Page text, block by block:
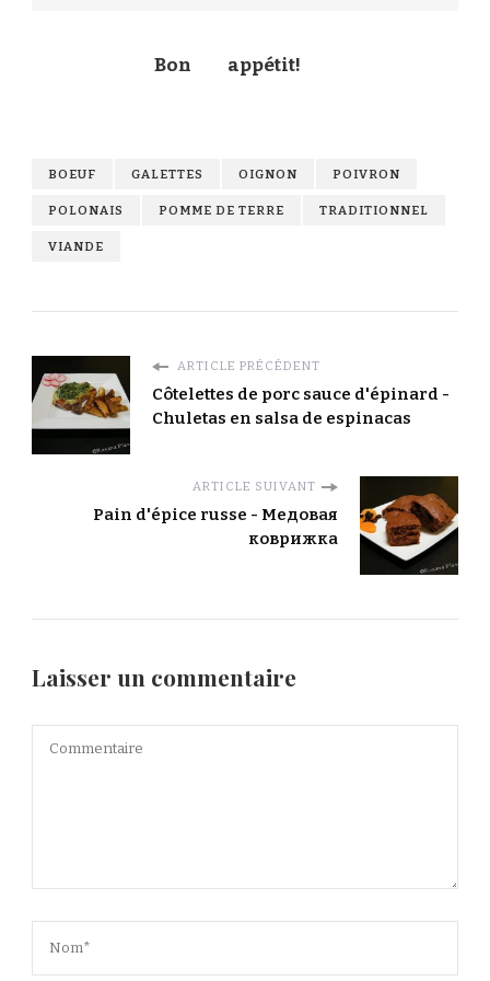
Bon appétit!
BOEUF GALETTES OIGNON POIVRON
POLONAIS POMME DE TERRE TRADITIONNEL
VIANDE
ARTICLE PRÉCÉDENT
Côtelettes de porc sauce d'épinard -
Chuletas en salsa de espinacas
ARTICLE SUIVANT
Pain d'épice russe - Медовая
коврижка
Laisser un commentaire